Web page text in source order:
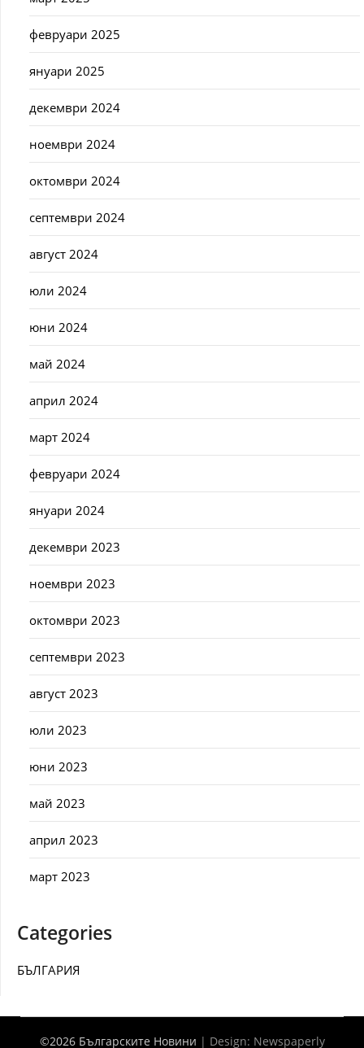
февруари 2025
януари 2025
декември 2024
ноември 2024
октомври 2024
септември 2024
август 2024
юли 2024
юни 2024
май 2024
април 2024
март 2024
февруари 2024
януари 2024
декември 2023
ноември 2023
октомври 2023
септември 2023
август 2023
юли 2023
юни 2023
май 2023
април 2023
март 2023
Categories
БЪЛГАРИЯ
©2026 Българските Новини | Design: Newspaperly